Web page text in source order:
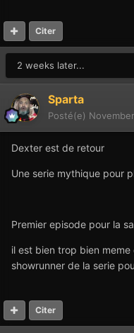
Citer
2 weeks later...
Sparta
Posté(e)
Dexter est de retour
Une serie mythique pour
Premier episode pour la
il est bien trop bien
showrunner de la serie
Citer